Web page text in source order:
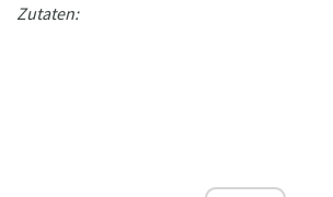
Zutaten: